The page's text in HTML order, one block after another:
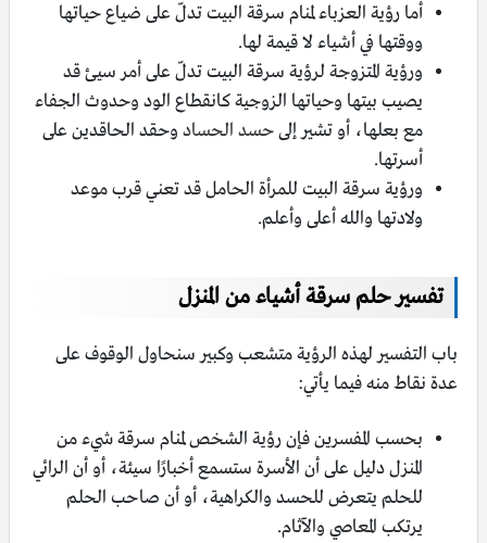
أما رؤية العزباء لمنام سرقة البيت تدلّ على ضياع حياتها
ووقتها في أشياء لا قيمة لها.
ورؤية المتزوجة لرؤية سرقة البيت تدلّ على أمر سيئ قد
يصيب بيتها وحياتها الزوجية كانقطاع الود وحدوث الجفاء
مع بعلها، أو تشير إلىحسد الحساد وحقد الحاقدين على
أسرتها.
ورؤية سرقة البيت للمرأة الحامل قد تعني قرب موعد
ولادتها والله أعلى وأعلم.
تفسير حلم سرقة أشياء من المنزل
باب التفسير لهذه الرؤية متشعب وكبير سنحاول الوقوف على
عدة نقاط منه فيما يأتي:
بحسب المفسرين فإن رؤية الشخص لمنام سرقة شيء من
المنزل دليل على أن الأسرة ستسمع أخبارًا سيئة، أو أن الرائي
للحلم يتعرض للحسد والكراهية، أو أن صاحب الحلم
يرتكب المعاصي والآثام.